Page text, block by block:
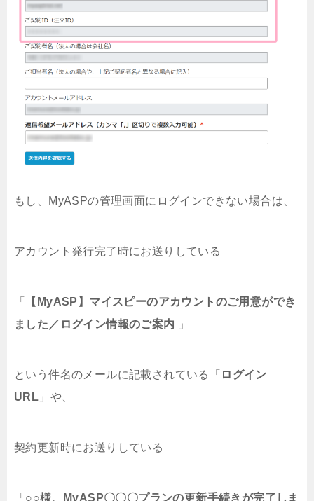
もし、MyASPの管理画面にログインできない場合は、
アカウント発行完了時にお送りしている
「
【MyASP】マイスピーのアカウントのご用意ができ
ました／ログイン情報のご案内 」
という件名のメールに記載されている「 ログイン
URL 」や、
契約更新時にお送りしている
「 ○○様、MyASP〇〇〇プランの更新手続きが完了しま